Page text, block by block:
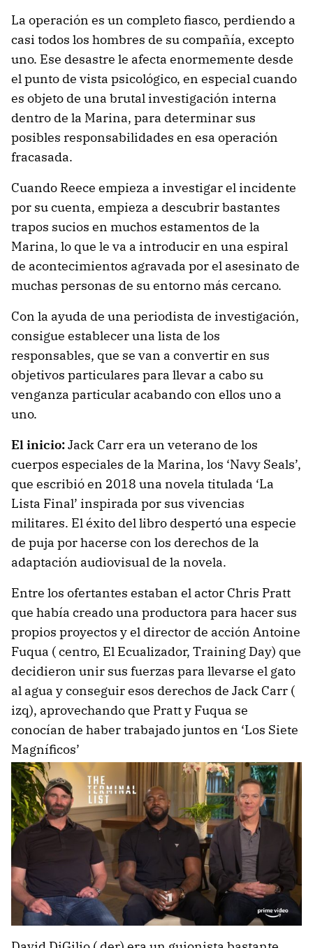
La operación es un completo fiasco, perdiendo a
casi todos los hombres de su compañía, excepto
uno. Ese desastre le afecta enormemente desde
el punto de vista psicológico, en especial cuando
es objeto de una brutal investigación interna
dentro de la Marina, para determinar sus
posibles responsabilidades en esa operación
fracasada.
Cuando Reece empieza a investigar el incidente
por su cuenta, empieza a descubrir bastantes
trapos sucios en muchos estamentos de la
Marina, lo que le va a introducir en una espiral
de acontecimientos agravada por el asesinato de
muchas personas de su entorno más cercano.
Con la ayuda de una periodista de investigación,
consigue establecer una lista de los
responsables, que se van a convertir en sus
objetivos particulares para llevar a cabo su
venganza particular acabando con ellos uno a
uno.
El inicio:Jack Carr era un veterano de los
cuerpos especiales de la Marina, los ‘Navy Seals’,
que escribió en 2018 una novela titulada ‘La
Lista Final’ inspirada por sus vivencias
militares. El éxito del libro despertó una especie
de puja por hacerse con los derechos de la
adaptación audiovisual de la novela.
Entre los ofertantes estaban el actor Chris Pratt
que había creado una productora para hacer sus
propios proyectos y el director de acción Antoine
Fuqua ( centro, El Ecualizador, Training Day) que
decidieron unir sus fuerzas para llevarse el gato
al agua y conseguir esos derechos de Jack Carr (
izq), aprovechando que Pratt y Fuqua se
conocían de haber trabajado juntos en ‘Los Siete
Magníficos’